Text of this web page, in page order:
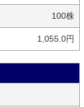
100株
1,055.0円